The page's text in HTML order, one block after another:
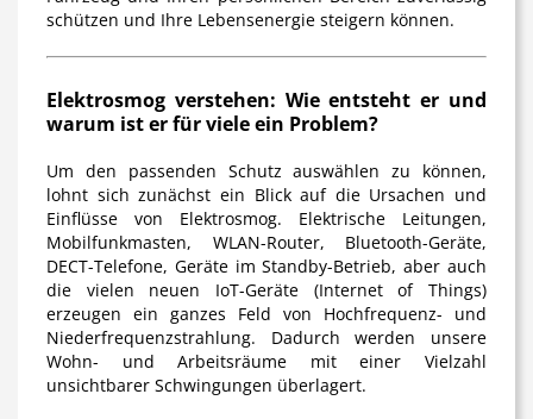
schützen und Ihre Lebensenergie steigern können.
Elektrosmog verstehen: Wie entsteht er und
warum ist er für viele ein Problem?
Um den passenden Schutz auswählen zu können,
lohnt sich zunächst ein Blick auf die Ursachen und
Einflüsse von Elektrosmog. Elektrische Leitungen,
Mobilfunkmasten, WLAN-Router, Bluetooth-Geräte,
DECT-Telefone, Geräte im Standby-Betrieb, aber auch
die vielen neuen IoT-Geräte (Internet of Things)
erzeugen ein ganzes Feld von Hochfrequenz- und
Niederfrequenzstrahlung. Dadurch werden unsere
Wohn- und Arbeitsräume mit einer Vielzahl
unsichtbarer Schwingungen überlagert.